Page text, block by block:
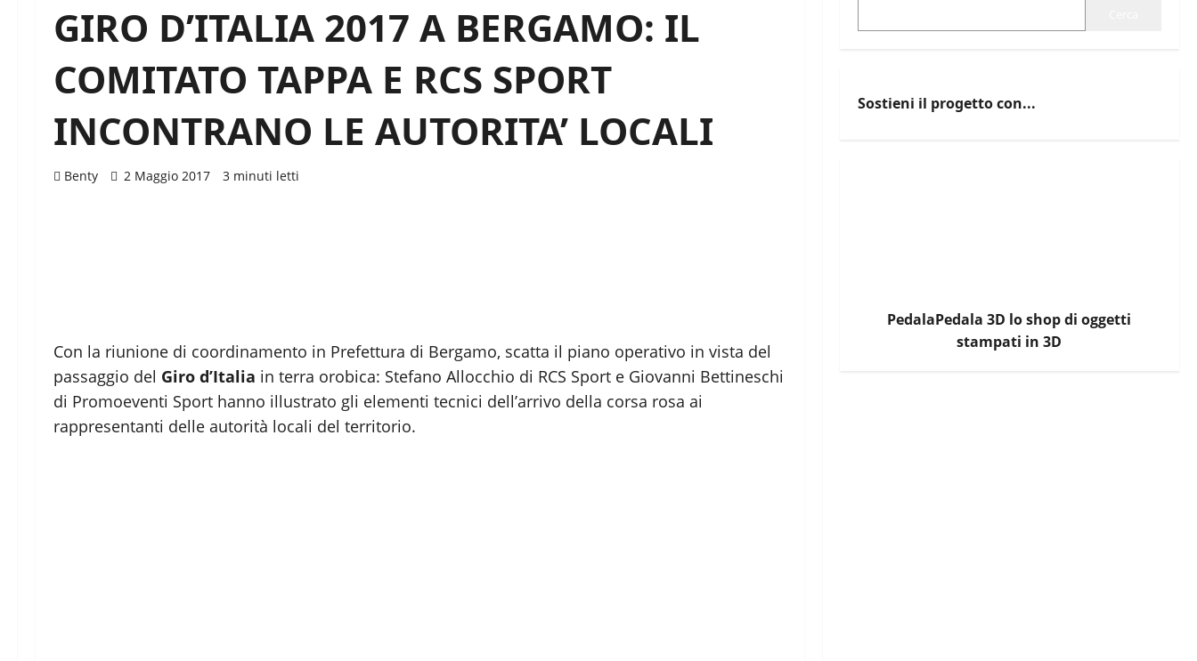
GIRO D’ITALIA 2017 A BERGAMO: IL
COMITATO TAPPA E RCS SPORT
INCONTRANO LE AUTORITA’ LOCALI
Benty 2 Maggio 2017 3 minuti letti
Con la riunione di coordinamento in Prefettura di Bergamo, scatta il piano operativo in vista del
passaggio del Giro d’Italia in terra orobica: Stefano Allocchio di RCS Sport e Giovanni Bettineschi
di Promoeventi Sport hanno illustrato gli elementi tecnici dell’arrivo della corsa rosa ai
rappresentanti delle autorità locali del territorio.
Sostieni il progetto con...
PedalaPedala 3D lo shop di oggetti
stampati in 3D